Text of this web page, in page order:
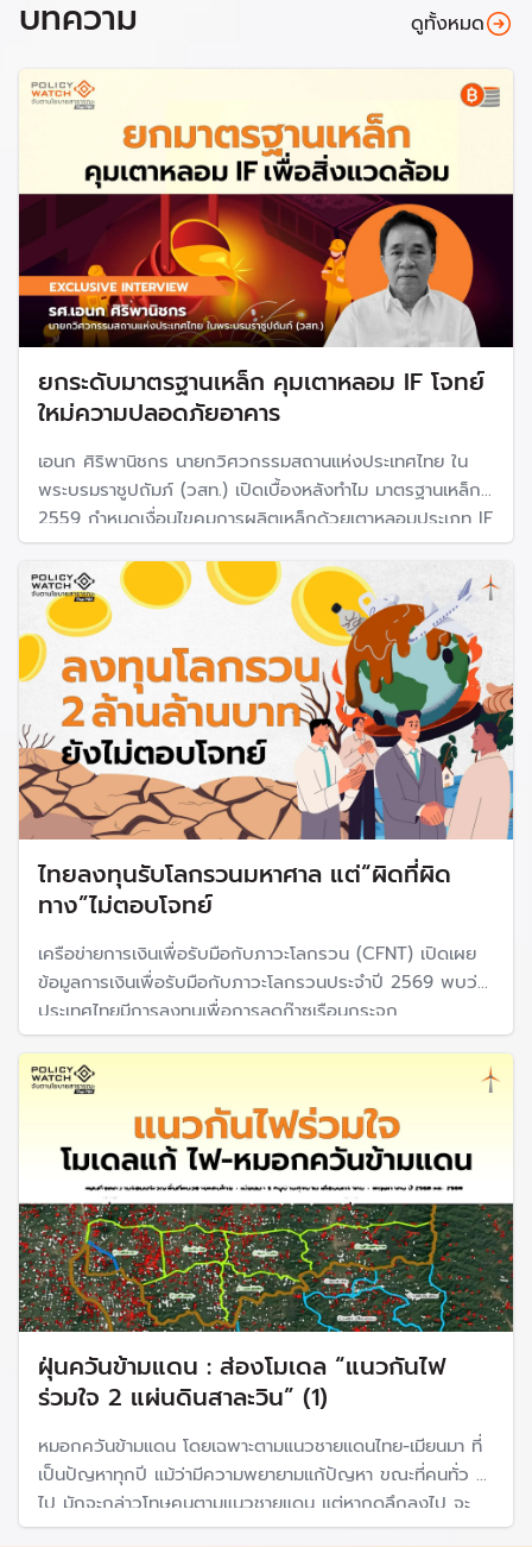
บทความ ดูทั้งหมด
ยกระดับมาตรฐานเหล็ก คุมเตาหลอม IF โจทย์
ใหม่ความปลอดภัยอาคาร
เอนก ศิริพานิชกร นายกวิศวกรรมสถานแห่งประเทศไทย ใน
พระบรมราชูปถัมภ์ (วสท.) เปิดเบื้องหลังทำไม มาตรฐานเหล็กปี
2559 กำหนดเงื่อนไขคุมการผลิตเหล็กด้วยเตาหลอมประเภท IF
(Induction Furnace) เพื่อป้องกันปัญหาสิ่งแวดล้อม แต่ขาด
การควบคุมมาตรฐาน
ไทยลงทุนรับโลกรวนมหาศาล แต่“ผิดที่ผิด
ทาง”ไม่ตอบโจทย์
เครือข่ายการเงินเพื่อรับมือกับภาวะโลกรวน (CFNT) เปิดเผย
ข้อมูลการเงินเพื่อรับมือกับภาวะโลกรวนประจำปี 2569 พบว่า
ประเทศไทยมีการลงทุนเพื่อการลดก๊าซเรือนกระจก
(mitigation finance) ราว 2 ล้านล้านบาท เพิ่มขึ้น 26% แต่
การลงทุนไม่ตอบโจทย์เน้นเทคโนโลยี "มากกว่า "โครงสร้างพื้น
ฐาน" รับมือโลกร้อน
ฝุ่นควันข้ามแดน : ส่องโมเดล “แนวกันไฟ
ร่วมใจ 2 แผ่นดินสาละวิน” (1)
หมอกควันข้ามแดน โดยเฉพาะตามแนวชายแดนไทย-เมียนมา ที่
เป็นปัญหาทุกปี แม้ว่ามีความพยายามแก้ปัญหา ขณะที่คนทั่ว ๆ
ไป มักจะกล่าวโทษคนตามแนวชายแดน แต่หากดูลึกลงไป จะ
เห็นว่าปัญหาซับซ้อนมากกว่าที่ปรากฏ ตามไปดูโมเดลจาก